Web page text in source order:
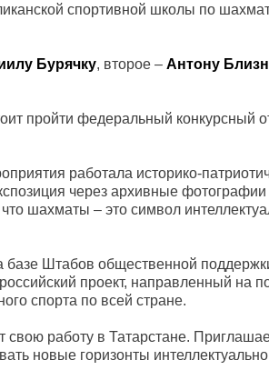
спортивной школы по
Бурячку, второе – Антону
пройти федеральный конкурсный
работала историко-
через архивные
шахматы – это символ
Штабов общественной
проект, направленный на
спорта по всей стране.
работу в Татарстане.
новые горизонты